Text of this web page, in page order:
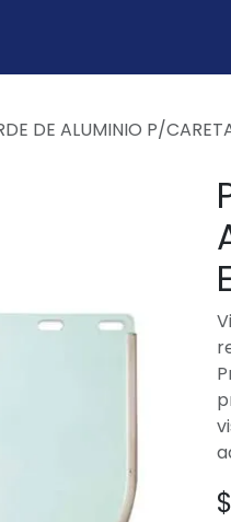
DE ALUMINIO P/
$